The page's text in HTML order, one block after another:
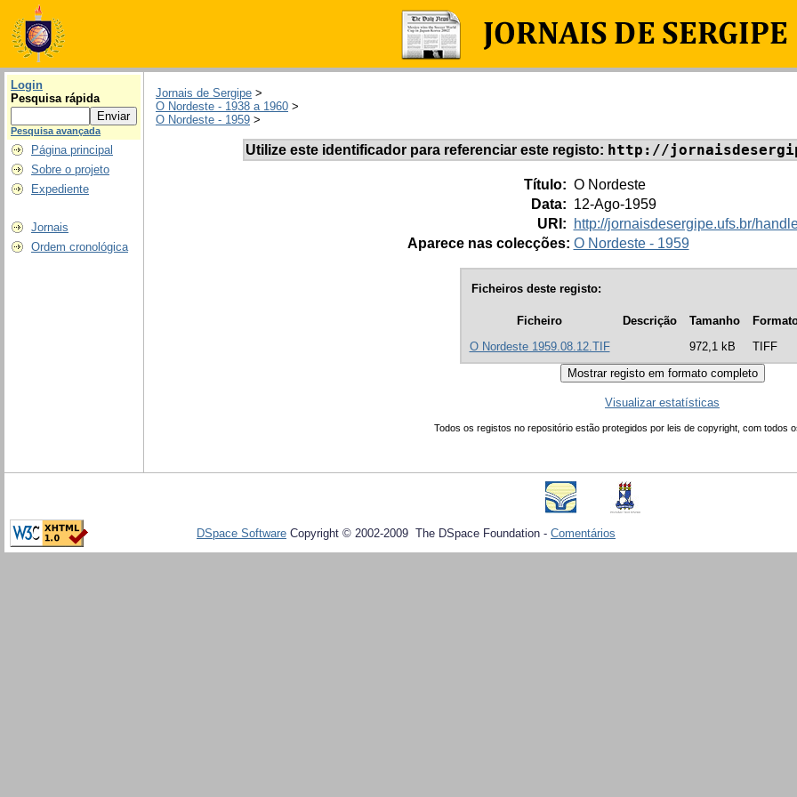
Login
Pesquisa rápida
Pesquisa avançada
Página principal
Sobre o projeto
Expediente
Jornais
Ordem cronológica
Jornais de Sergipe >
O Nordeste - 1938 a 1960 >
O Nordeste - 1959 >
Utilize este identificador para referenciar este registo: http://
Título: O Nordeste
Data: 12-Ago-1959
URI:
http://jornaisdesergipe.ufs.br/
Aparece nas colecções: O Nordeste - 1959
Ficheiros deste registo:
Ficheiro Descrição Tamanho
O Nordeste 1959.08.12.TIF
972,1 kB TIFF
Visualizar estatísticas
Todos os registos no repositório estão protegidos por leis de copyright, com todos
DSpace Software Copyright © 2002-2009 The DSpace Foundation - Comentários